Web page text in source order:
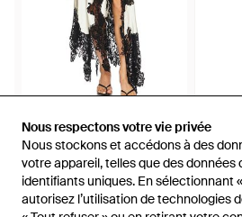
Nous respectons votre vie privée
Nous stockons et accédons à des
votre appareil, telles que des données
identifiants uniques. En sélectionnant
autorisez l’utilisation de technologies
Nous respectons votre vie privée
Nous stockons et accédons à des
votre appareil, telles que des données
identifiants uniques. En sélectionnant
autorisez l’utilisation de technologies
524 €
Ronny Kobo
JUPE MIDI KLINDY - Noir
De REVOLVE
ÉPUISÉ